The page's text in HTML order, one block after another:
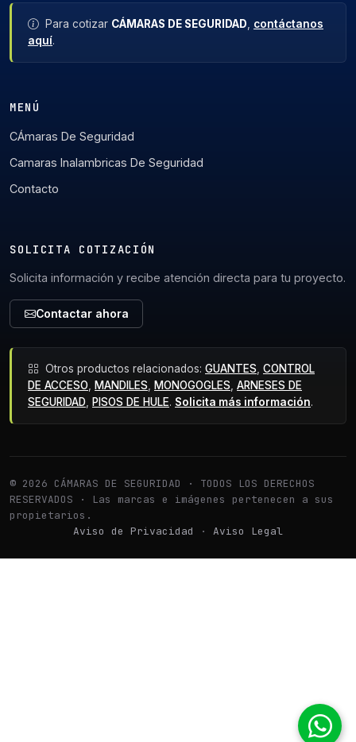
Para cotizar CÁMARAS DE SEGURIDAD
contáctanos
aquí.
MENÚ
CÁmaras De Seguridad
Camaras Inalambricas De Seguridad
Contacto
SOLICITA COTIZACIÓN
Solicita información y recibe atención directa para tu proyecto.
Contactar ahora
Otros productos relacionados: GUANTES CONTROL
DE ACCESO
MANDILES MONOGOGLES ARNESES DE
SEGURIDAD
PISOS DE HULE. Solicita más información.
© 2026 CÁMARAS DE SEGURIDAD · TODOS LOS DERECHOS
RESERVADOS · Las marcas e imágenes pertenecen a sus
propietarios.
Aviso de Privacidad
· Aviso Legal